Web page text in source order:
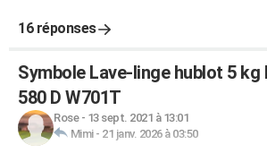
16 réponses
Symbole Lave-linge hublot 5 kg
580 D W701T
Rose- 13 sept. 2021 à 13:01
Mimi- 21 janv. 2026 à 03:50